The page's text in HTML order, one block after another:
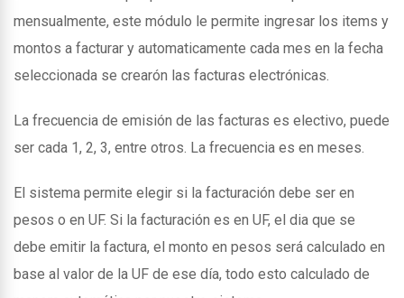
mensualmente, este módulo le permite ingresar los items y
montos a facturar y automaticamente cada mes en la fecha
seleccionada se crearón las facturas electrónicas.
La frecuencia de emisión de las facturas es electivo, puede
ser cada 1, 2, 3, entre otros. La frecuencia es en meses.
El sistema permite elegir si la facturación debe ser en
pesos o en UF. Si la facturación es en UF, el dia que se
debe emitir la factura, el monto en pesos será calculado en
base al valor de la UF de ese día, todo esto calculado de